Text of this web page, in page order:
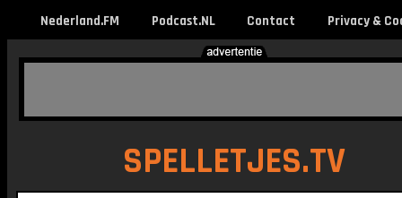
Nederland.FM Podcast.NL Contact Privacy &
SPELLETJES.TV